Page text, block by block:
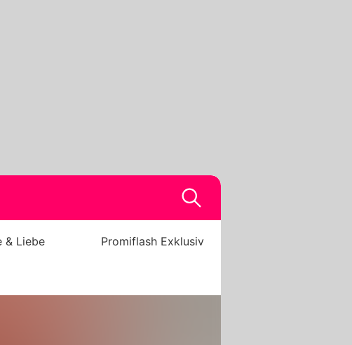
& Liebe Promiflash Exklusiv